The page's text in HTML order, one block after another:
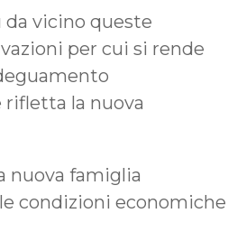
vicino queste
per cui si rende
rifletta la nuova
nuova famiglia
condizioni economiche